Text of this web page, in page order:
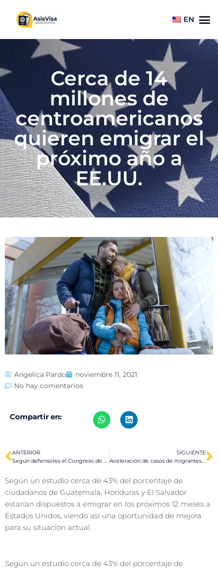
EN
Cerca de 14
millones de
centroamericanos
quieren emigrar el
próximo año a
EE.UU.
Angelica Pardo
noviembre 11, 2021
No hay comentarios
Compartir en:
ANTERIOR
Según defensores el Congreso de EE.UU. debe actuar ante la llegada de migrantes
SIGUIENTE
Aceleración de casos de migrantes en EE.UU. presenta dificultades
Según un estudio cerca de 43% del porcentaje de
ciudadanos de Guatemala, Honduras y El Salvador
estarían dispuestos a emigrar en los próximos 12 meses a
Estados Unidos, viendo así una oportunidad de mejora
para su situación actual.
Según un estudio cerca de 43% del porcentaje de